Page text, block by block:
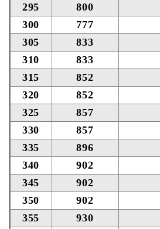
295 800
300
777
305
833
310
833
315
852
320
852
325
857
330
857
335
896
340
902
345
902
350
902
355
930